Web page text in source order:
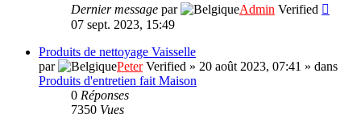
Dernier message par Admin Verified
07 sept. 2023, 15:49
Produits de nettoyage Vaisselle
par
Peter Verified » 20 août 2023, 07:41 » dans
Produits d'entretien fait Maison
0 Réponses
7350 Vues